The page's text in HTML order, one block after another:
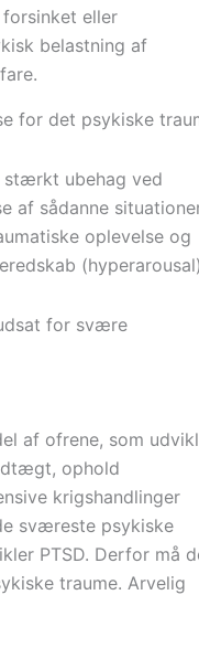
forsinket eller
belastning af
for det psykiske
stærkt ubehag ved
af sådanne
oplevelse og
for svære
af ofrene, som
ophold
krigshandlinger
sværeste psykiske
PTSD. Derfor må
traume. Arvelig